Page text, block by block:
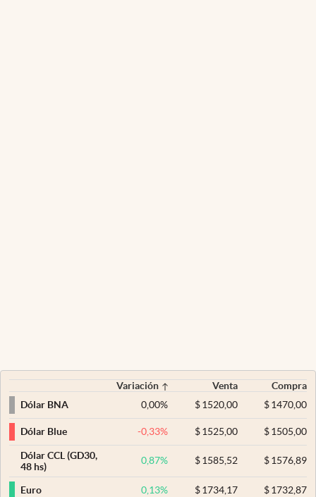
Variación Venta
Compra
Dólar BNA
0,00% $ 1520,00 $1470,00
Dólar Blue -0,33% $ 1525,00 $1505,00
Dólar CCL (GD30,
48 hs)
0,87% $ 1585,52 $1576,89
Euro 0,13% $ 1734,17 $1732,87